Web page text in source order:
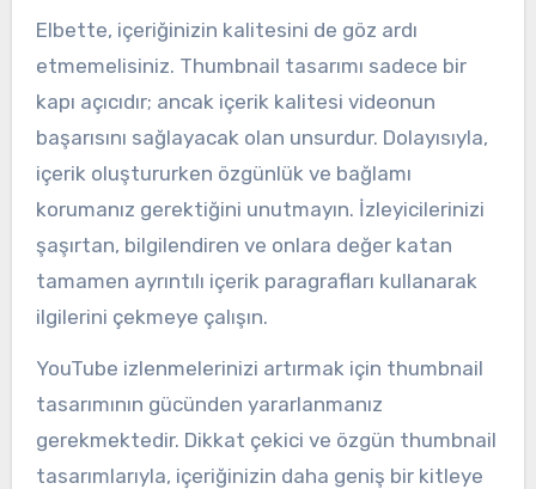
Elbette, içeriğinizin kalitesini de göz ardı
etmemelisiniz. Thumbnail tasarımı sadece bir
kapı açıcıdır; ancak içerik kalitesi videonun
başarısını sağlayacak olan unsurdur. Dolayısıyla,
içerik oluştururken özgünlük ve bağlamı
korumanız gerektiğini unutmayın. İzleyicilerinizi
şaşırtan, bilgilendiren ve onlara değer katan
tamamen ayrıntılı içerik paragrafları kullanarak
ilgilerini çekmeye çalışın.
YouTube izlenmelerinizi artırmak için thumbnail
tasarımının gücünden yararlanmanız
gerekmektedir. Dikkat çekici ve özgün thumbnail
tasarımlarıyla, içeriğinizin daha geniş bir kitleye